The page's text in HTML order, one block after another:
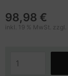
98,98 €
inkl. 19 % MwSt. zzgl.